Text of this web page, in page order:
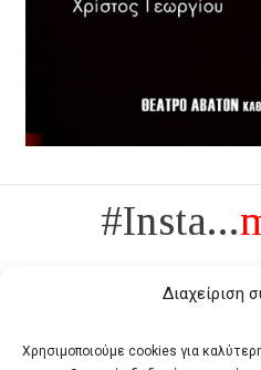
Διαχείριση
Χρησιμοποιούμε cookies για
#Insta...